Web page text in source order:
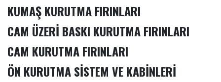
KUMAŞ KURUTMA FIRINLARI
CAM ÜZERİ BASKI KURUTMA FIRINLARI
CAM KURUTMA FIRINLARI
ÖN KURUTMA SİSTEM VE KABİNLERİ